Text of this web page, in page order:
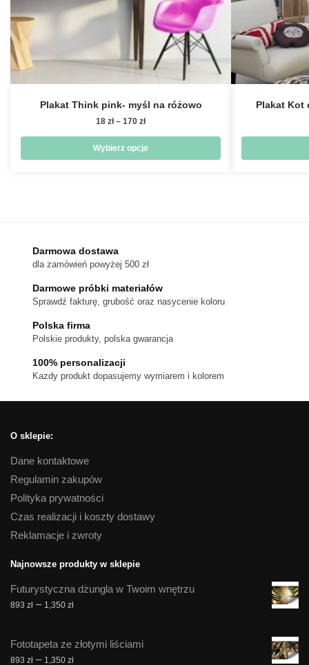
Plakat Think pink- myśl na różowo
18 zł – 170 złZakres
od
18 zł
Wybierz opcje
można
wybrać
na
produktu
Plakat Kot
Darmowa dostawa
dla zamówień powyżej 500 zł
Darmowe próbki materiałów
Sprawdź fakturę, grubość oraz nasycenie koloru
Polska firma
Polskie produkty, polska gwarancja
100% personalizacji
Kazdy produkt dopasujemy wymiarem i kolorem
O sklepie:
Dane kontaktowe
Regulamin zakupów
Polityka prywatności
Czas realizacji i koszty dostawy
Reklamacje i zwroty
Najnowsze produkty w sklepie
Futurystyczna dżungla w Twoim wnętrzu
893 zł – 1,350 złZakres
893 zł
Fototapeta ze złotymi liściami
893 zł – 1,350 złZakres